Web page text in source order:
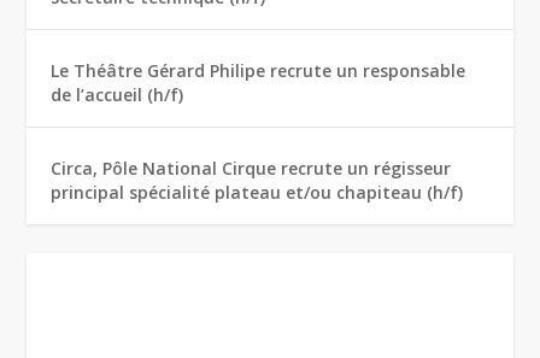
Le Théâtre Gérard Philipe recrute un responsable
de l’accueil (h/f)
Circa, Pôle National Cirque recrute un régisseur
principal spécialité plateau et/ou chapiteau (h/f)